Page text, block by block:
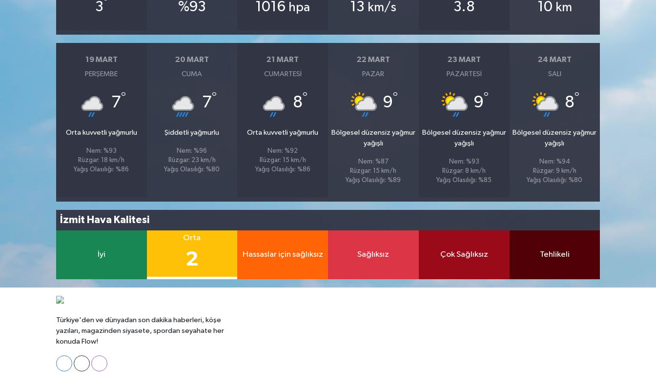
3° %93 1016 hpa 13 km/s 3.8 10 km
19 MART
PERŞEMBE
7°
Orta kuvvetli yağmurlu
Nem: %93
Rüzgar: 18 km/h
Yağış Olasılığı: %86
20 MART
CUMA
7°
Şiddetli yağmurlu
Nem: %96
Rüzgar: 23 km/h
Yağış Olasılığı: %80
21 MART
CUMARTESI
8°
Orta kuvvetli yağmurlu
Nem: %92
Rüzgar: 15 km/h
Yağış Olasılığı: %86
22 MART
PAZAR
9°
Bölgesel düzensiz yağmur
yağışlı
Nem: %87
Rüzgar: 15 km/h
Yağış Olasılığı: %89
23 MART
PAZARTESI
9°
Bölgesel düzensiz yağmur
yağışlı
Nem: %93
Rüzgar: 8 km/h
Yağış Olasılığı: %85
24 MART
SALI
8°
Bölgesel düzensiz yağmur
yağışlı
Nem: %94
Rüzgar: 9 km/h
Yağış Olasılığı: %80
İzmit Hava Kalitesi
İyi
Orta
2 Hassaslar için sağlıksız Sağlıksız Çok Sağlıksız Tehlikeli
Türkiye'den ve dünyadan son dakika haberleri, köşe
yazıları, magazinden siyasete, spordan seyahate her
konuda Flow!